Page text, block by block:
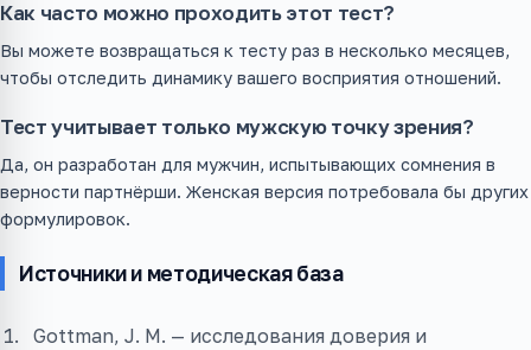
Как часто можно проходить этот тест?
Вы можете возвращаться к тесту раз в несколько месяцев,
чтобы отследить динамику вашего восприятия отношений.
Тест учитывает только мужскую точку зрения?
Да, он разработан для мужчин, испытывающих сомнения в
верности партнёрши. Женская версия потребовала бы других
формулировок.
Источники и методическая база
Gottman, J. M. — исследования доверия и